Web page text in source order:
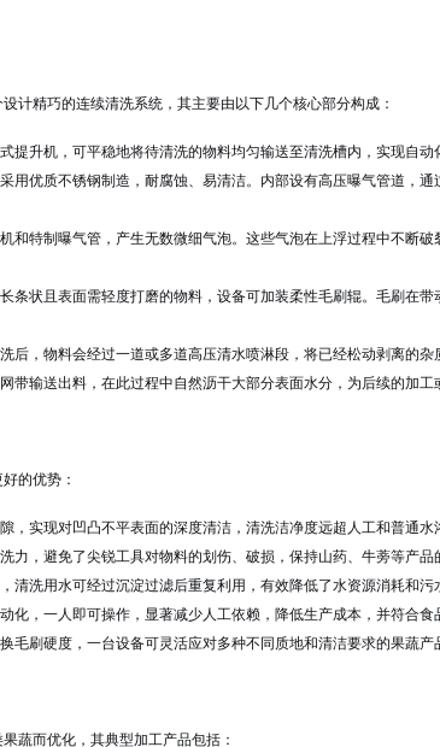
计精巧的连续清洗系统，其主要由以下几个核心部分构成：
提升机，可平稳地将待清洗的物料均匀输送至清洗槽内，实现自动
用优质不锈钢制造，耐腐蚀、易清洁。内部设有高压曝气管道，
和特制曝气管，产生无数微细气泡。这些气泡在上浮过程中不断
条状且表面需轻度打磨的物料，设备可加装柔性毛刷辊。毛刷在
后，物料会经过一道或多道高压清水喷淋段，将已经松动剥离的杂
带输送出料，在此过程中自然沥干大部分表面水分，为后续的加工
的优势：
，实现对凹凸不平表面的深度清洁，清洗洁净度远超人工和普通水
力，避免了尖锐工具对物料的划伤、破损，保持山药、牛蒡等产品
清洗用水可经过沉淀过滤后重复利用，有效降低了水资源消耗和污
化，一人即可操作，显著减少人工依赖，降低生产成本，并符合食
毛刷硬度，一台设备可灵活应对多种不同质地和清洁要求的果蔬产
蔬而优化，其典型加工产品包括：